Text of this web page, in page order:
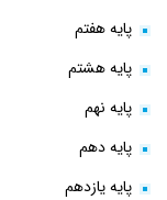
پایه هفتم
پایه هشتم
پایه نهم
پایه دهم
پایه یازدهم